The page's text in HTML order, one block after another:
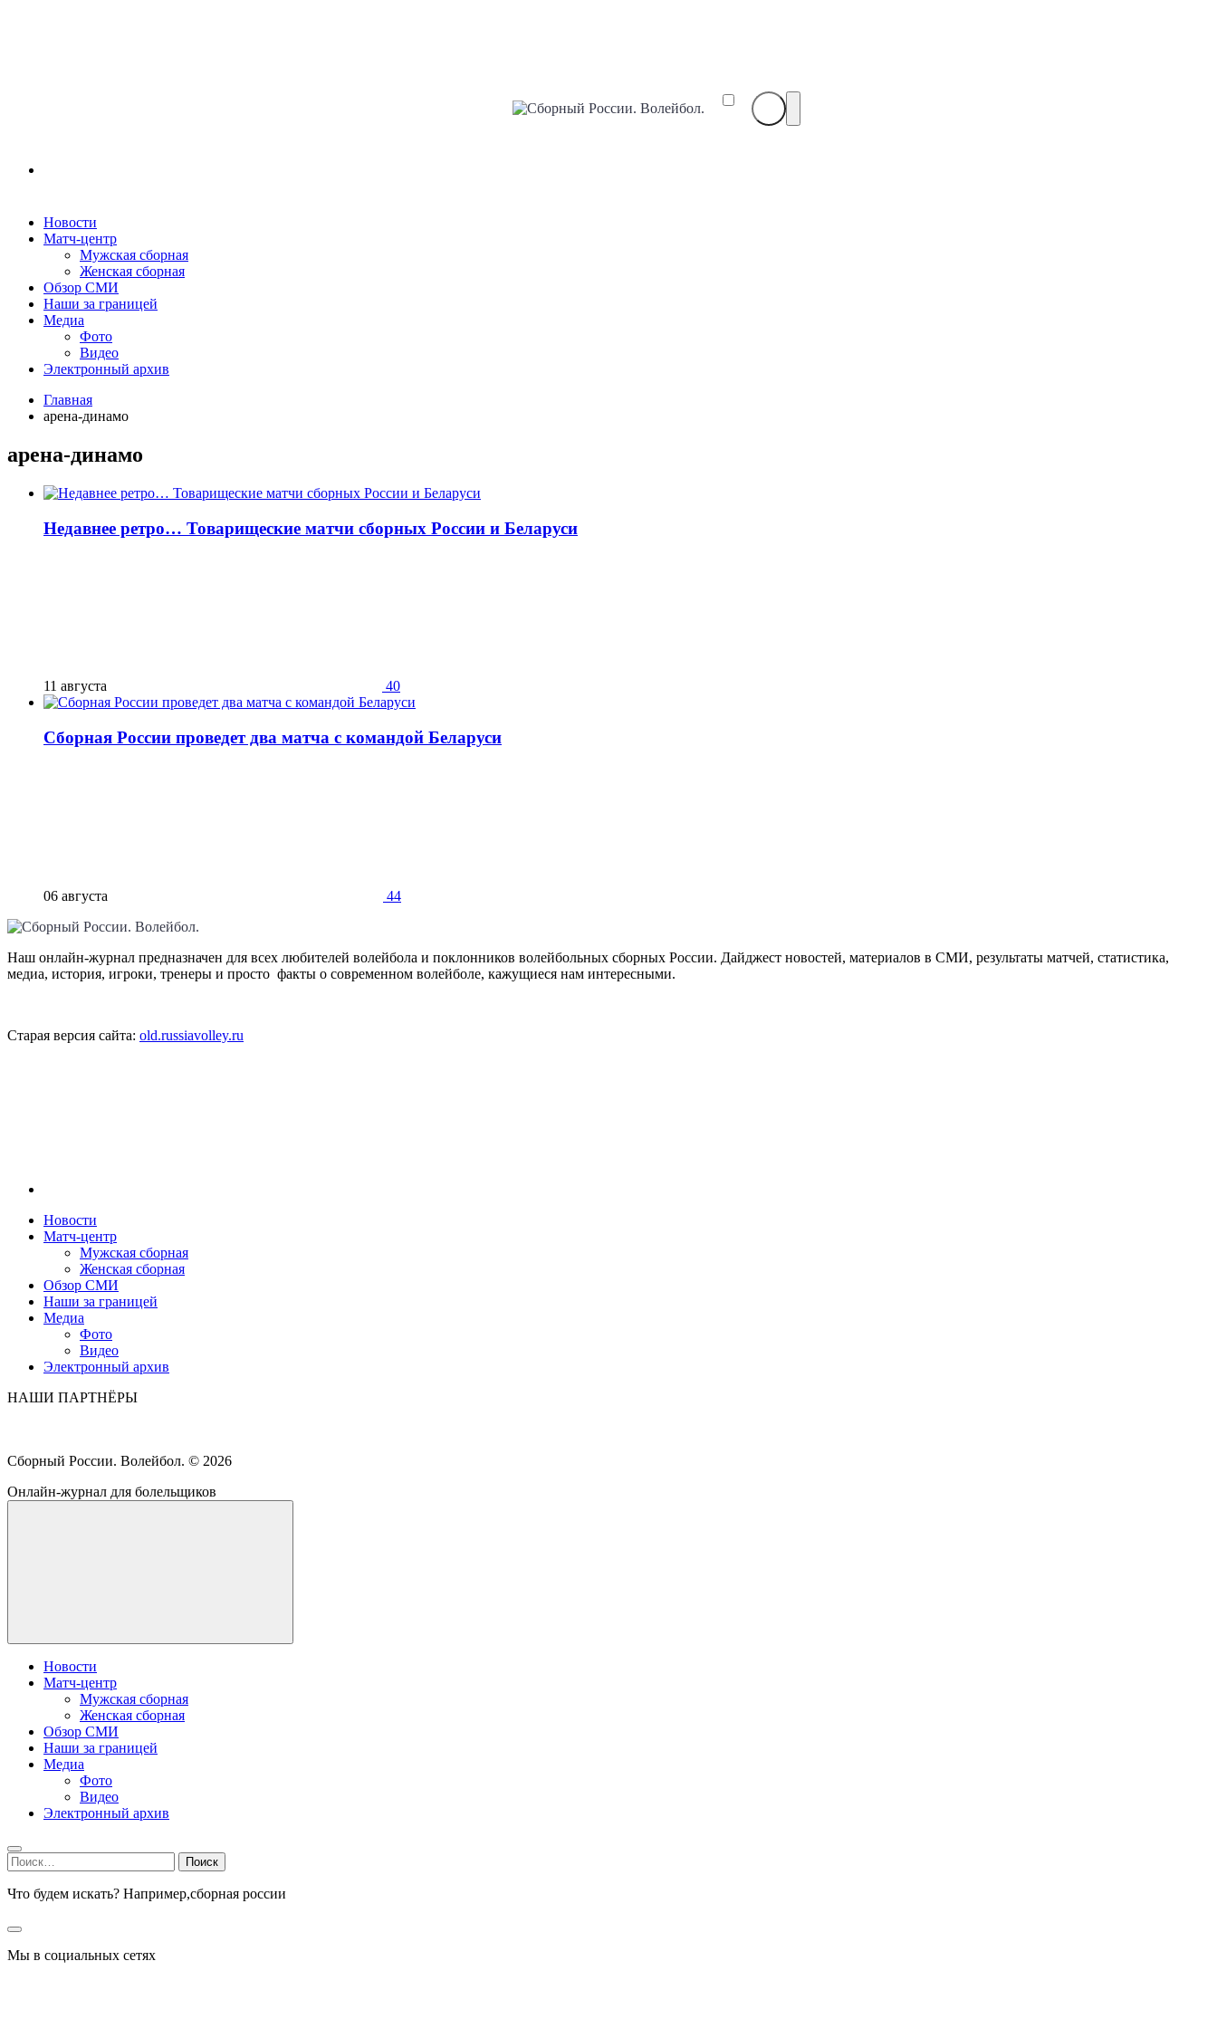
Сборный
Новости
Матч-центр
Мужская сборная
Женская сборная
Обзор СМИ
Наши за границей
Медиа
Фото
Видео
Электронный архив
Главная
арена-динамо
арена-динамо
Недавнее ретро… Товарищеские матчи сборных России и Беларуси
11 августа 40
Сборная России проведет два матча с командой Беларуси
06 августа 44
Наш онлайн-журнал предназначен для всех любителей волейбола и поклонников волейбольных сборных России. Дайджест новостей, материалов в СМИ, результаты матчей, статистика,
медиа, история, игроки, тренеры и просто факты о современном волейболе, кажущиеся нам интересными.
Старая версия сайта: old.russiavolley.ru
Новости
Матч-центр
Мужская сборная
Женская сборная
Обзор СМИ
Наши за границей
Медиа
Фото
Видео
Электронный архив
НАШИ ПАРТНЁРЫ
Сборный России. Волейбол. © 2026
Онлайн-журнал для болельщиков
Новости
Матч-центр
Мужская сборная
Женская сборная
Обзор СМИ
Наши за границей
Медиа
Фото
Видео
Электронный архив
Найти:
Что будем искать? Например,сборная россии
Мы в социальных сетях